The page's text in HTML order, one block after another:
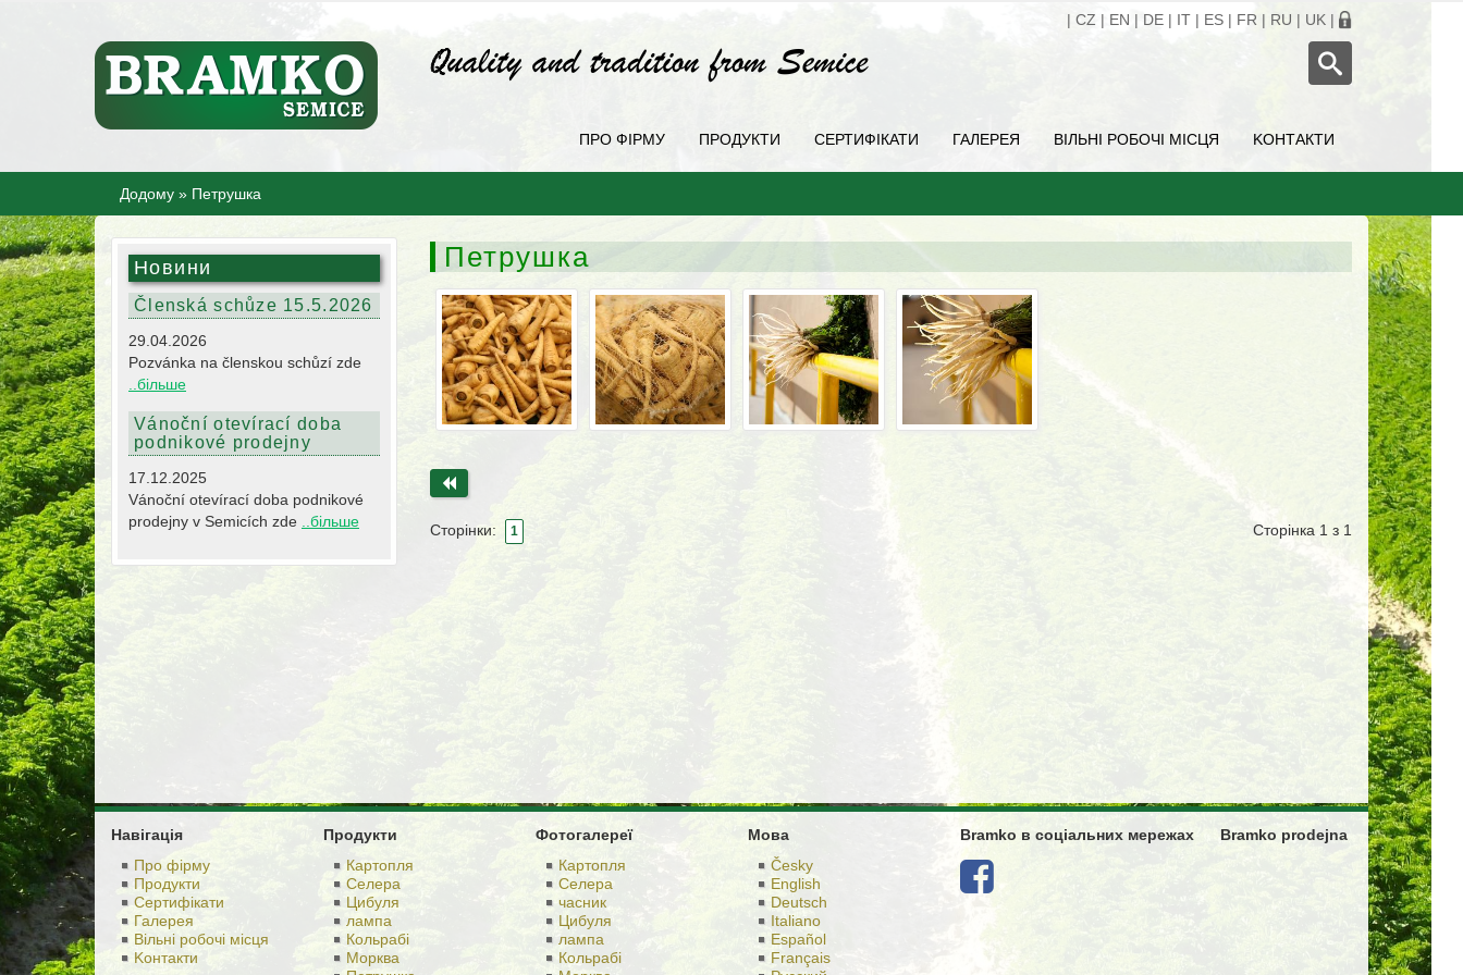
| CZ | EN | DE | IT | ES | FR | RU | UK |
ПРО ФІРМУ ПРОДУКТИ СЕРТИФІКАТИ ГАЛЕРЕЯ ВІЛЬНІ РОБОЧІ МІСЦЯ KОНТАКТИ
Додому » Петрушка
Новини
Členská schůze 15.5.2026
29.04.2026
Pozvánka na členskou schůzí zde
..більше
Vánoční otevírací doba
podnikové prodejny
17.12.2025
Vánoční otevírací doba podnikové
prodejny v Semicích zde
..більше
Петрушка
Сторінки: 1 Сторінка 1 з 1
Навігація
Про фірму
Продукти
Сертифікати
Галерея
Вільні робочі місця
Kонтакти
Продукти
Картопля
Селера
Цибуля
лампа
Кольрабі
Морква
Фотогалереї
Картопля
Селера
часник
Цибуля
лампа
Кольрабі
Мова
Česky
English
Deutsch
Italiano
Español
Français
Bramko в соціальних мережах Bramko prodejna